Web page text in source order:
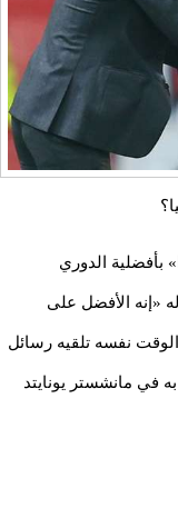
بأفضلية الدوري
«إنه الأفضل على
نفسه تلقيه رسائل
في مانشستر يونايتد